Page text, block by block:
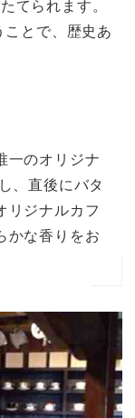
てられます。
とで、歴史あ
一のオリジナ
、直後にバタ
リジナルカフ
かな香りをお